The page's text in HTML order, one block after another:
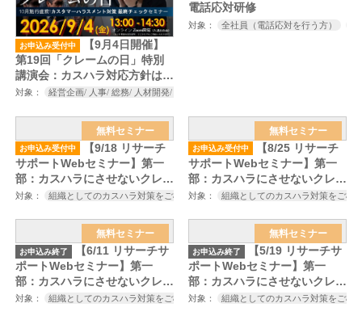
お申込み受付中
【9月4日開催】
第19回「クレームの日」特別
講演会：カスハラ対応方針は、
現場まで落とし込めています
対象： 経営企画/ 人事/ 総務/ 人材開発/ 教育研修担当者/ お客様相談室/ コールセンタ
電話応対研修
対象： 全社員（電話応対を行う方）
無料セミナー
お申込み受付中
【9/18 リサーチ
サポートWebセミナー】第一
部：カスハラにさせないクレー
ム対応の心構えとスキル～厚生
化、改正労働施策総合推進法の
施行を見据えたカスハラ対策セ
ミナー～
対象： 組織としてのカスハラ対策をご検討中の方 カスハラ対策にご興味をお持ち
無料セミナー
お申込み受付中
【8/25 リサーチ
サポートWebセミナー】第一
部：カスハラにさせないクレー
ム対応の心構えとスキル～厚生
化、改正労働施策総合推進法の
施行を見据えたカスハラ対策セ
ミナー～
対象： 組織としてのカスハラ対策をご検
無料セミナー
お申込み終了
【6/11 リサーチサ
ポートWebセミナー】第一
部：カスハラにさせないクレー
ム対応の心構えとスキル～厚生
対象： 組織としてのカスハラ対策をご検討中の方 カスハラ対策にご興味をお持ち
無料セミナー
お申込み終了
【5/19 リサーチサ
ポートWebセミナー】第一
部：カスハラにさせないクレー
ム対応の心構えとスキル～厚生
対象： 組織としてのカスハラ対策をご検